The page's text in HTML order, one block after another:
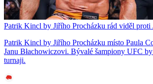
Patrik Kincl by Jiřího Procházku rád viděl proti
Patrik Kincl by Jiřího Procházku místo Paula
Janu Błachowiczovi. Bývalé šampiony UFC
turnaji.